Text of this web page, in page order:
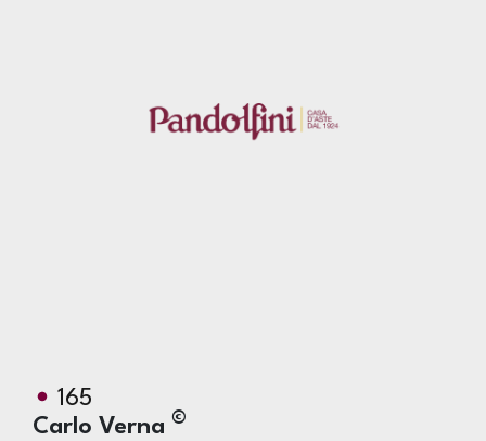
165
Carlo Verna ©